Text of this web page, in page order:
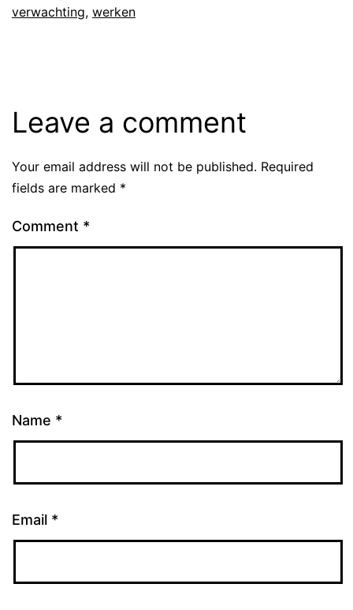
verwachting, werken
Leave a comment
Your email address will not be published. Required
fields are marked *
Comment *
Name *
Email *